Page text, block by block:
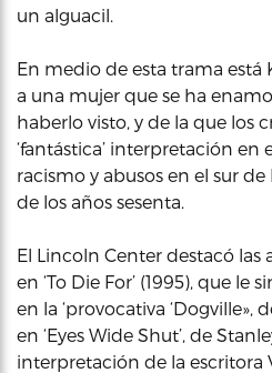
un alguacil.
En medio de esta trama
a una mujer que se ha
haberlo visto, y de la que los
‘fantástica’ interpretación en
racismo y abusos en el sur
de los años sesenta.
El Lincoln Center destacó
en ‘To Die For’ (1995), que le
en la ‘provocativa ‘Dogville»,
en ‘Eyes Wide Shut’, de
interpretación de la escritora